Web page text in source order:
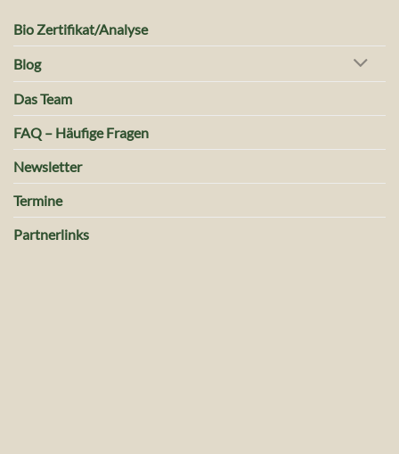
Bio Zertifikat/Analyse
Blog
Das Team
FAQ – Häufige Fragen
Newsletter
Termine
Partnerlinks